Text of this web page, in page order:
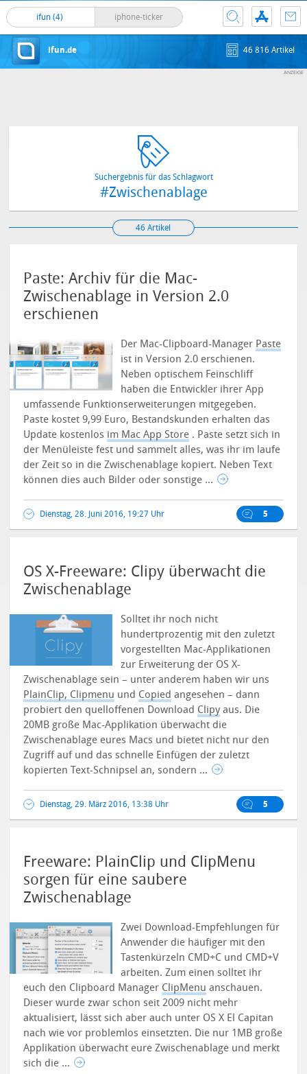
ifun (4) iphone-ticker
ifun.de 46 816 Artikel
Suchergebnis für das Schlagwort
#Zwischenablage
46 Artikel
Paste: Archiv für die Mac-
Zwischenablage in Version 2.0
erschienen
Der Mac-Clipboard-Manager Paste
ist in Version 2.0 erschienen.
Neben optischem Feinschliff
haben die Entwickler ihrer App
umfassende Funktionserweiterungen mitgegeben.
Paste kostet 9,99 Euro, Bestandskunden erhalten das
Update kostenlos im Mac App Store . Paste setzt sich in
der Menüleiste fest und sammelt alles, was ihr im laufe
der Zeit so in die Zwischenablage kopiert. Neben Text
können dies auch Bilder oder sonstige ...
Dienstag, 28. Juni 2016, 19:27 Uhr 5
OS X-Freeware: Clipy überwacht die
Zwischenablage
Solltet ihr noch nicht
hundertprozentig mit den zuletzt
vorgestellten Mac-Applikationen
zur Erweiterung der OS X-
Zwischenablage sein – unter anderem haben wir uns
PlainClip, Clipmenu und Copied angesehen – dann
probiert den quelloffenen Download Clipy aus. Die
20MB große Mac-Applikation überwacht die
Zwischenablage eures Macs und bietet nicht nur den
Zugriff auf und das schnelle Einfügen der zuletzt
kopierten Text-Schnipsel an, sondern ...
Dienstag, 29. März 2016, 13:38 Uhr 5
Freeware: PlainClip und ClipMenu
sorgen für eine saubere
Zwischenablage
Zwei Download-Empfehlungen für
Anwender die häufiger mit den
Tastenkürzeln CMD+C und CMD+V
arbeiten. Zum einen solltet ihr
euch den Clipboard Manager ClipMenu anschauen.
Dieser wurde zwar schon seit 2009 nicht mehr
aktualisiert, lässt sich aber auch unter OS X El Capitan
nach wie vor problemlos einsetzten. Die nur 1MB große
Applikation überwacht eure Zwischenablage und merkt
sich die ...